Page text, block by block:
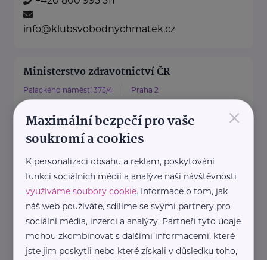
info@klubsvobodnychmatek.cz
Ministerstvo zdravotnictví ČR
Palackého náměstí 375/4 Praha 2
+420 224 971 111
mzcr@mzcr.cz
Rodinná síť
Klimentská 1246/1 Praha 1
Průvodce světem náhradní
×
Maximální bezpečí pro vaše
soukromí a cookies
K personalizaci obsahu a reklam, poskytování
funkcí sociálních médií a analýze naší návštěvnosti
využíváme soubory cookie. Informace o tom, jak
náš web používáte, sdílíme se svými partnery pro
sociální média, inzerci a analýzy. Partneři tyto údaje
mohou zkombinovat s dalšími informacemi, které
jste jim poskytli nebo které získali v důsledku toho,